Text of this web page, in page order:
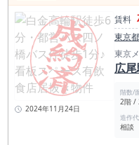
2024年11月24日
賃料
東京都
東京
広
階数/
2階 /
造作
相談